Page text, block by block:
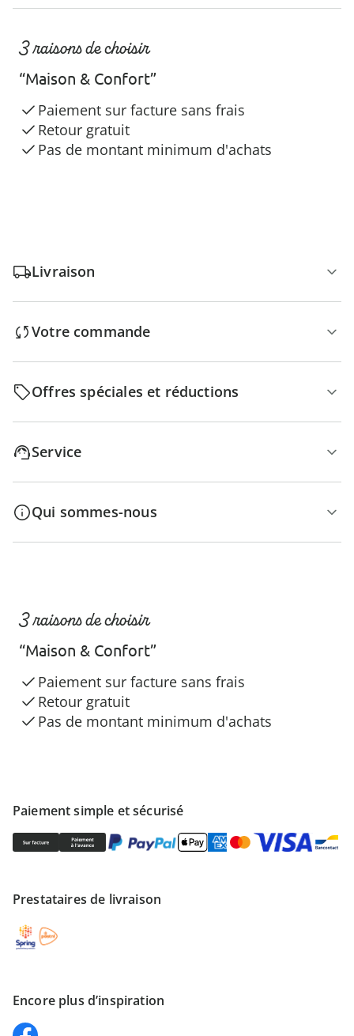
3 raisons de choisir
“Maison & Confort”
Paiement sur facture sans frais
Retour gratuit
Pas de montant minimum d'achats
Livraison
Votre commande
Offres spéciales et réductions
Service
Qui sommes-nous
Paiement simple et sécurisé
Prestataires de livraison
Encore plus d’inspiration
3 raisons de choisir
“Maison & Confort”
Paiement sur facture sans frais
Retour gratuit
Pas de montant minimum d'achats